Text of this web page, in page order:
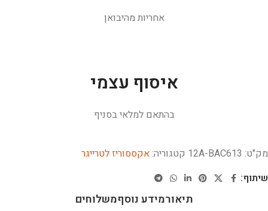
אחריות מהיבואן
איסוף עצמי
בהתאם למלאי בסניף
מק"ט: 12A-BAC613 קטגוריה:אקססוריז לטרייגר
שיתוף:
תיאורמידע נוסףמשלוחים